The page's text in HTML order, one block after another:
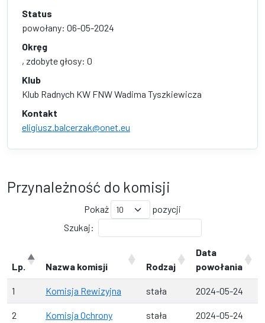
Status
powołany: 06-05-2024
Okręg
, zdobyte głosy: 0
Klub
Klub Radnych KW FNW Wadima Tyszkiewicza
Kontakt
eligiusz.balcerzak@onet.eu
Przynależność do komisji
Pokaż
pozycji
Szukaj:
Lp. Nazwa komisji Rodzaj
Data
powołania
1 Komisja Rewizyjna stała 2024-05-24
2
Komisja Ochrony
stała 2024-05-24